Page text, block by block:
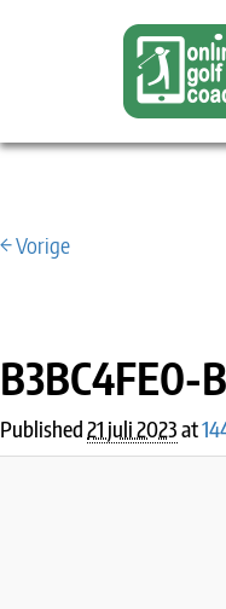
IMAGE NAVIGATION
← Vorige
B3BC4FE0-
Published21 juli 2023at